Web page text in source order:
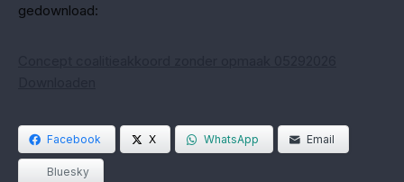
gedownload:
Facebook X WhatsApp Email
Bluesky